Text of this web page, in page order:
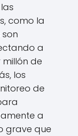
como la
a
de
los
de
a
grave que